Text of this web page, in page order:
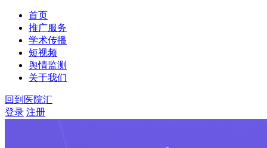
首页
推广服务
学术传播
短视频
舆情监测
关于我们
回到医院汇
登录 注册